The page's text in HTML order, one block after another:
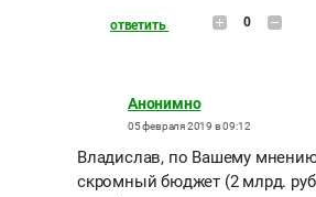
ответить 0
Анонимно
05 февраля 2019 в 09:12
Владислав, по Вашему
скромный бюджет (2 млрд.